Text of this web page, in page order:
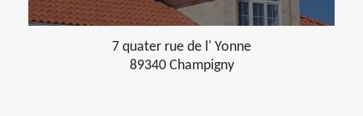
7 quater rue de l' Yonne
89340 Champigny